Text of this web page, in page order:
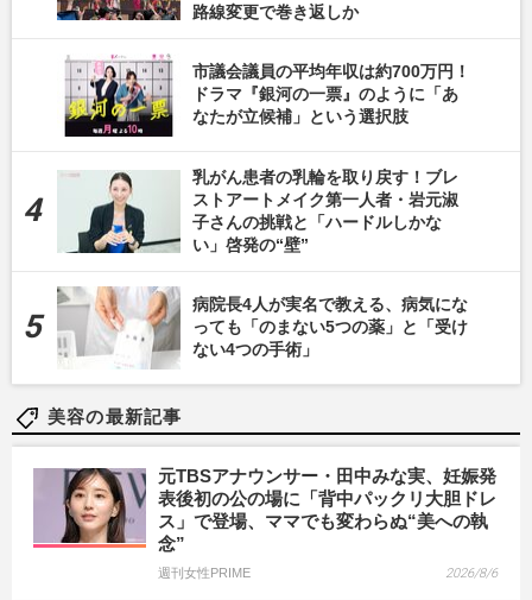
路線変更で巻き返しか
市議会議員の平均年収は約700万円！
ドラマ『銀河の一票』のように「あ
なたが立候補」という選択肢
乳がん患者の乳輪を取り戻す！ブレ
ストアートメイク第一人者・岩元淑
子さんの挑戦と「ハードルしかな
い」啓発の“壁”
病院長4人が実名で教える、病気にな
っても「のまない5つの薬」と「受け
ない4つの手術」
美容の最新記事
元TBSアナウンサー・田中みな実、妊娠発
表後初の公の場に「背中パックリ大胆ドレ
ス」で登場、ママでも変わらぬ“美への執
念”
週刊女性PRIME 2026/8/6